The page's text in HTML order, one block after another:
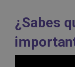
¿Sabes